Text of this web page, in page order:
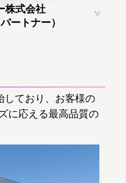
株式会社
ートナー）
しており、お客様の
に応える最高品質の